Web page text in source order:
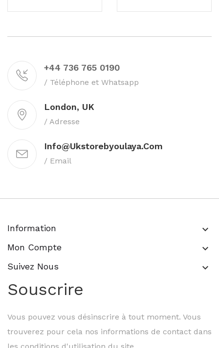
+44 736 765 0190
/ Téléphone et Whatsapp
London, UK
/ Adresse
Info@ukstorebyoulaya.com
/ Email
Information keyboard_arrow_down
Mon Compte keyboard_arrow_down
Suivez Nous keyboard_arrow_down
Souscrire
Vous pouvez vous désinscrire à tout moment. Vous
trouverez pour cela nos informations de contact dans